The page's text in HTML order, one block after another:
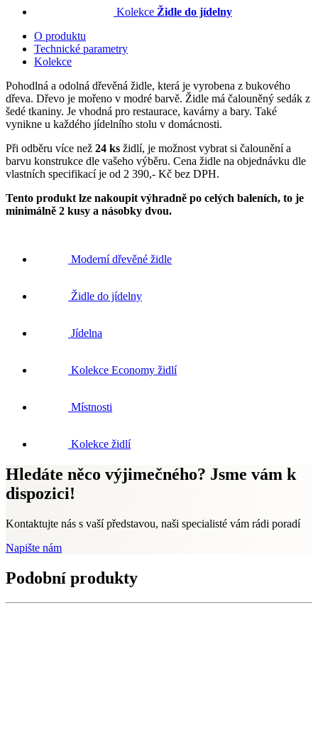
Kolekce Židle do jídelny
O produktu
Technické parametry
Kolekce
Pohodlná a odolná dřevěná židle, která je vyrobena z bukového
dřeva. Dřevo je mořeno v modré barvě. Židle má čalouněný sedák z
šedé tkaniny. Je vhodná pro restaurace, kavárny a bary. Také
vynikne u každého jídelního stolu v domácnosti.
Při odběru více než 24 ks židlí, je možnost vybrat si čalounění a
barvu konstrukce dle vašeho výběru. Cena židle na objednávku dle
vlastních specifikací je od 2 390,- Kč bez DPH.
Tento produkt lze nakoupit výhradně po celých baleních, to je
minimálně 2 kusy a násobky dvou.
Moderní dřevěné židle
Židle do jídelny
Jídelna
Kolekce Economy židlí
Místnosti
Kolekce židlí
Hledáte něco výjimečného? Jsme vám k
dispozici!
Kontaktujte nás s vaší představou, naši specialisté vám rádi poradí
Napište nám
Podobní produkty